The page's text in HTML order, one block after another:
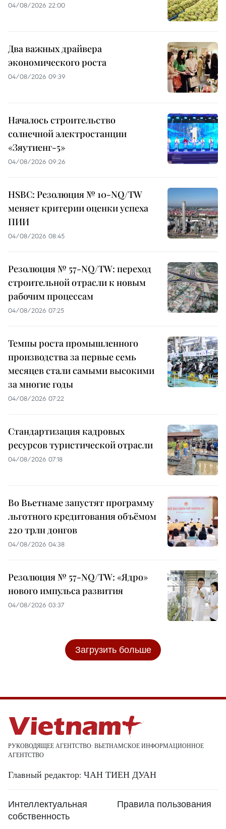
04/08/2026 22:00
Два важных драйвера
экономического роста
04/08/2026 09:39
Началось строительство
солнечной электростанции
«Зяутиенг-5»
04/08/2026 09:26
HSBC: Резолюция № 10-NQ/TW
меняет критерии оценки успеха
ПИИ
04/08/2026 08:45
Резолюция № 57-NQ/TW: переход
строительной отрасли к новым
рабочим процессам
04/08/2026 07:25
Темпы роста промышленного
производства за первые семь
месяцев стали самыми высокими
за многие годы
04/08/2026 07:22
Стандартизация кадровых
ресурсов туристической отрасли
04/08/2026 07:18
Во Вьетнаме запустят программу
льготного кредитования объёмом
220 трлн донгов
04/08/2026 04:38
Резолюция № 57-NQ/TW: «Ядро»
нового импульса развития
04/08/2026 03:37
Загрузить больше
РУКОВОДЯЩЕЕ АГЕНТСТВО: ВЬЕТНАМСКОЕ ИНФОРМАЦИОННОЕ
АГЕНТСТВО
Главный редактор: ЧАН ТИЕН ДУАН
Интеллектуальная
собственность
Правила пользования